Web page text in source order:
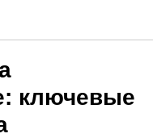
ключевые